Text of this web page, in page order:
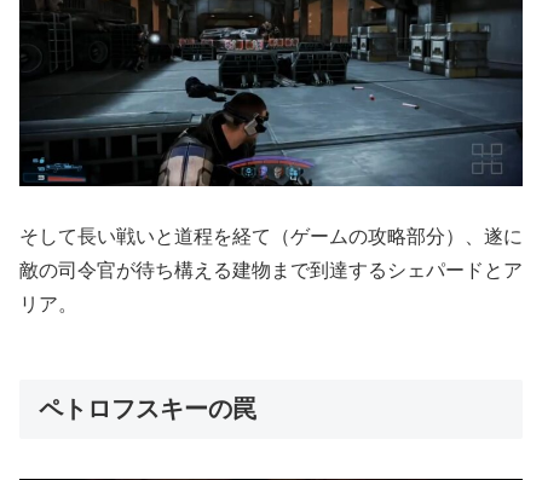
そして長い戦いと道程を経て（ゲームの攻略部分）、遂に
敵の司令官が待ち構える建物まで到達するシェパードとア
リア。
ペトロフスキーの罠